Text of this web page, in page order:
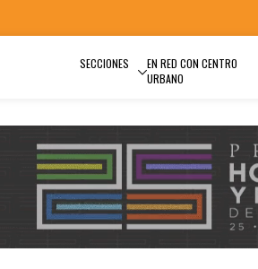
SECCIONES
EN RED CON CENTRO
URBANO